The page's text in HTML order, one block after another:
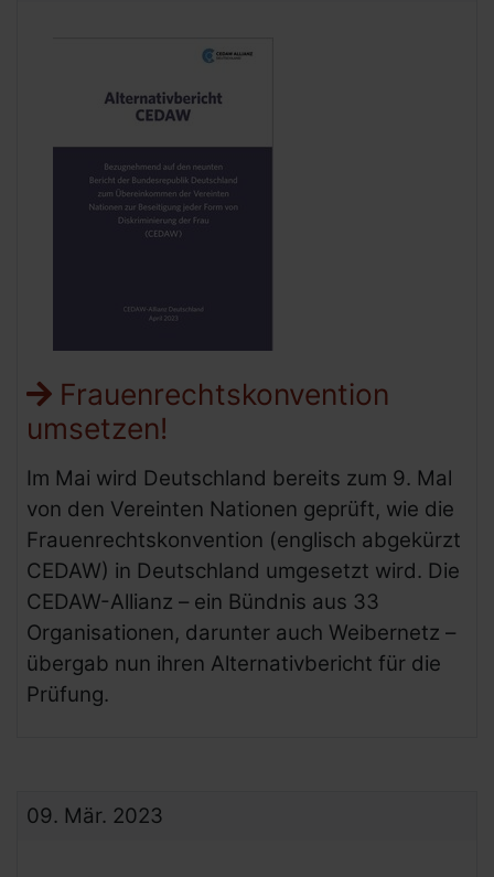
Frauenrechtskonvention
umsetzen!
Im Mai wird Deutschland bereits zum 9. Mal
von den Vereinten Nationen geprüft, wie die
Frauenrechtskonvention (englisch abgekürzt
CEDAW) in Deutschland umgesetzt wird. Die
CEDAW-Allianz – ein Bündnis aus 33
Organisationen, darunter auch Weibernetz –
übergab nun ihren Alternativbericht für die
Prüfung.
09. Mär. 2023